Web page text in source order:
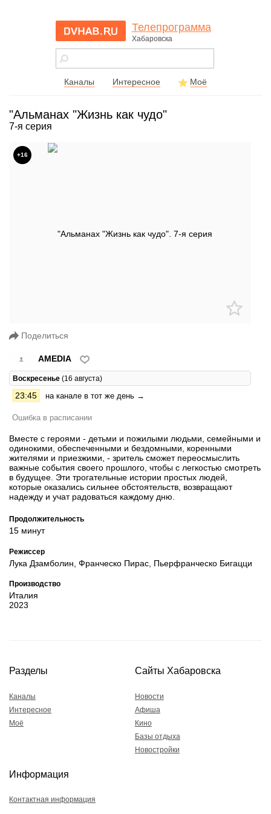
dvhab.ru - сайт
города
Телепрограмма
Хабаровска
Каналы Интересное Моё
"Альманах "Жизнь как чудо"
7-я серия
+16
Поделиться
AMEDIA
Воскресенье (16 августа)
23:45 на канале в тот же день →
Ошибка в расписании
Вместе с героями - детьми и пожилыми людьми, семейными и
одинокими, обеспеченными и бездомными, коренными
жителями и приезжими, - зритель сможет переосмыслить
важные события своего прошлого, чтобы с легкостью смотреть
в будущее. Эти трогательные истории простых людей,
которые оказались сильнее обстоятельств, возвращают
надежду и учат радоваться каждому дню.
Продолжительность
15 минут
Режиссер
Лука Дзамболин, Франческо Пирас, Пьерфранческо Бигацци
Производство
Италия
2023
Разделы
Каналы
Интересное
Моё
Сайты Хабаровска
Новости
Афиша
Кино
Базы отдыха
Новостройки
Информация
Контактная информация